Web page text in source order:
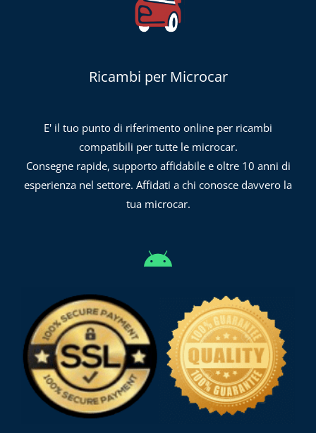
Ricambi per Microcar
E' il tuo punto di riferimento online per ricambi
compatibili per tutte le microcar.
Consegne rapide, supporto affidabile e oltre 10 anni di
esperienza nel settore. Affidati a chi conosce davvero la
tua microcar.